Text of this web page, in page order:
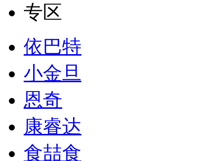
专区
依巴特
小金旦
恩奇
康睿达
食喆食